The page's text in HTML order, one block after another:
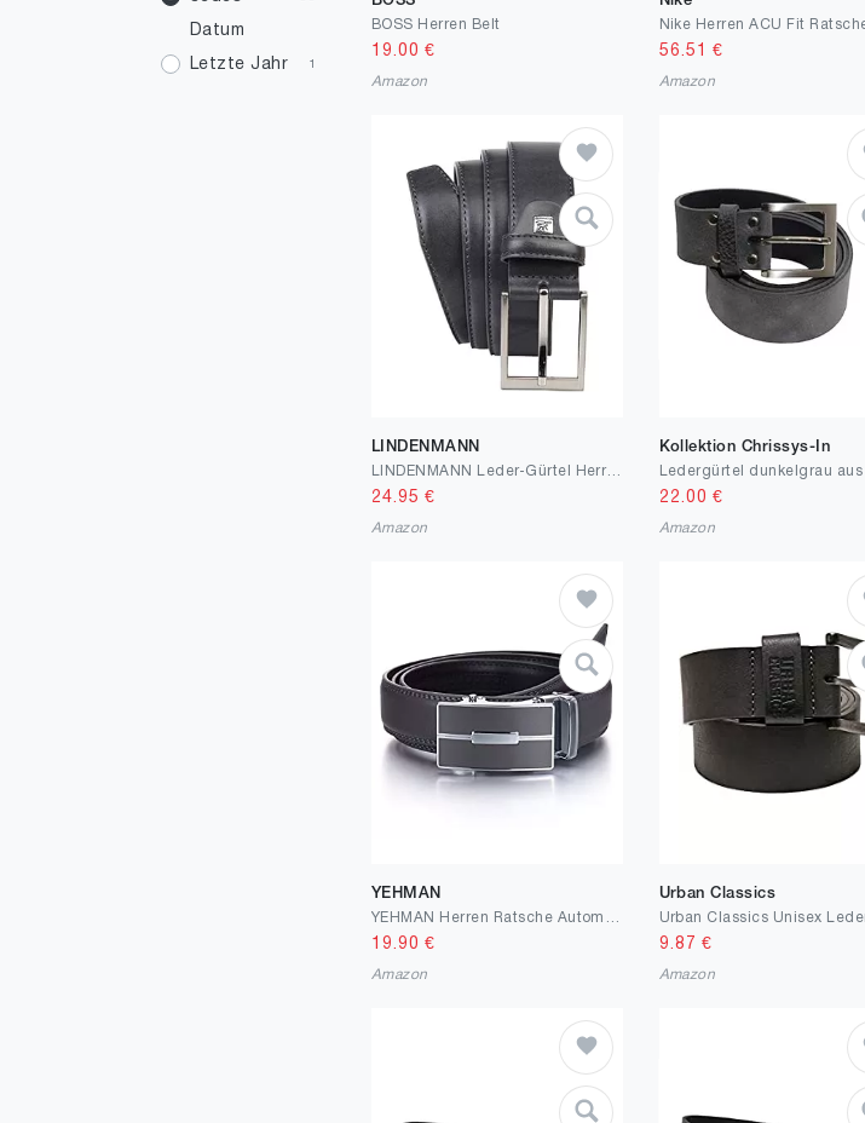
Datum
Letzte Jahr 1
BOSS Herren Belt
19.00 €
Amazon
56.51 €
Amazon
LINDENMANN
LINDENMANN Leder-Gürtel Herren 35 mm breit, Gürtel Herren Vollledergürtel, cognac/grau/weiss
24.95 €
Amazon
Kollektion Chrissys-In
22.00 €
Amazon
YEHMAN
19.90 €
Amazon
Urban Classics
9.87 €
Amazon